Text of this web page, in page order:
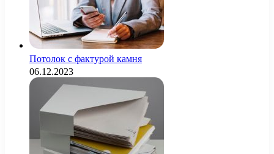
Потолок с фактурой камня
06.12.2023